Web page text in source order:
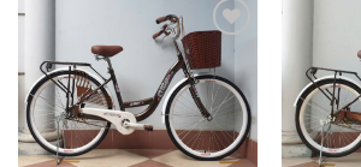
wishlist